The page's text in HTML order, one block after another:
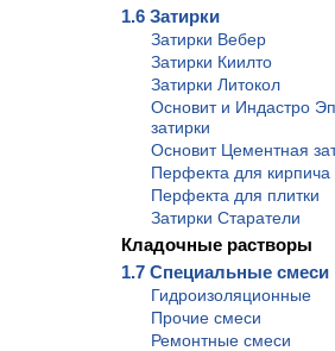
1.6 Затирки
Затирки Вебер
Затирки Киилто
Затирки Литокол
Основит и Индастро
затирки
Основит Цементная
Перфекта для кирпича
Перфекта для плитки
Затирки Старатели
Кладочные растворы
1.7 Специальные смеси
Гидроизоляционные
Прочие смеси
Ремонтные смеси